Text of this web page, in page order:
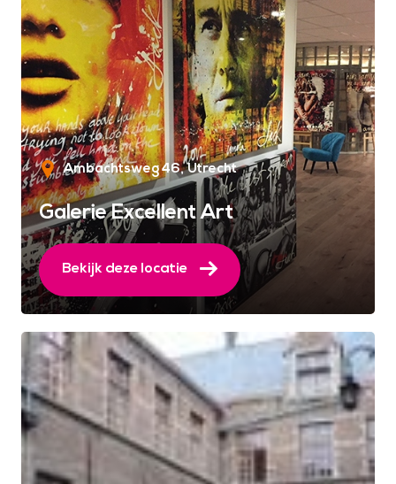
Ambachtsweg 46 Utrecht
Galerie Excellent Art
Bekijk deze locatie